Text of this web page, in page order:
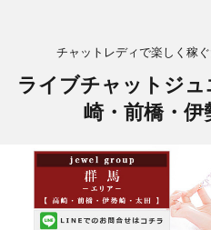
チャットレディで楽しく稼
ライブチャットジ
崎・前橋・伊